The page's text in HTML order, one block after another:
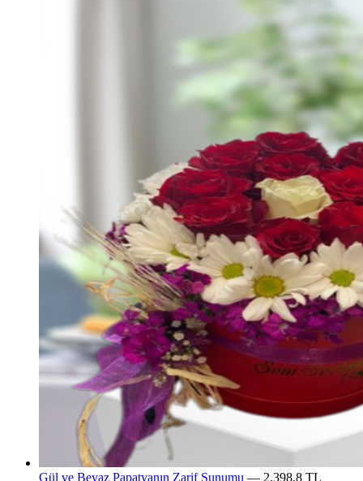
Gül ve Beyaz Papatyanın Zarif Sunumu — 2.398,8 TL